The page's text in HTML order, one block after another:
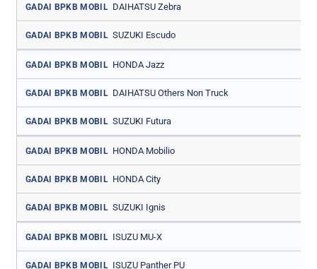
GADAI BPKB MOBIL DAIHATSU Zebra
GADAI BPKB MOBIL SUZUKI Escudo
GADAI BPKB MOBIL HONDA Jazz
GADAI BPKB MOBIL DAIHATSU Others Non Truck
GADAI BPKB MOBIL SUZUKI Futura
GADAI BPKB MOBIL HONDA Mobilio
GADAI BPKB MOBIL HONDA City
GADAI BPKB MOBIL SUZUKI Ignis
GADAI BPKB MOBIL ISUZU MU-X
GADAI BPKB MOBIL ISUZU Panther PU